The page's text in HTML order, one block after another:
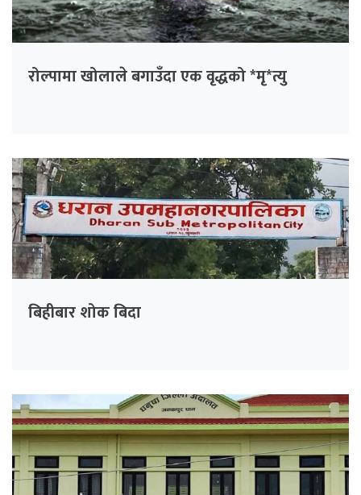
रोल्पामा खोलाले बगाउँदा एक वृद्धको *मृ*त्यु
बिहीबार शोक बिदा